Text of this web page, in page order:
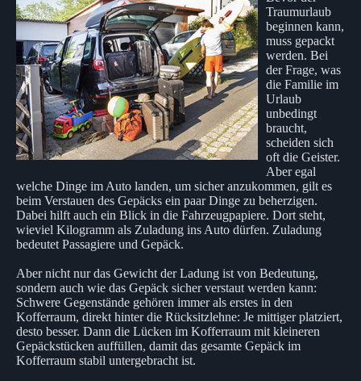
Traumurlaub
beginnen kann,
muss gepackt
werden. Bei
der Frage, was
die Familie im
Urlaub
unbedingt
braucht,
scheiden sich
oft die Geister.
Aber egal
welche Dinge im Auto landen, um sicher anzukommen, gilt es
beim Verstauen des Gepäcks ein paar Dinge zu beherzigen.
Dabei hilft auch ein Blick in die Fahrzeugpapiere. Dort steht,
wieviel Kilogramm als Zuladung ins Auto dürfen. Zuladung
bedeutet Passagiere und Gepäck.
Aber nicht nur das Gewicht der Ladung ist von Bedeutung,
sondern auch wie das Gepäck sicher verstaut werden kann:
Schwere Gegenstände gehören immer als erstes in den
Kofferraum, direkt hinter die Rücksitzlehne: Je mittiger platziert,
desto besser. Dann die Lücken im Kofferraum mit kleineren
Gepäckstücken auffüllen, damit das gesamte Gepäck im
Kofferraum stabil untergebracht ist.